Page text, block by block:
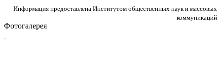
Информация предоставлена Институтом общественных наук и массовых
коммуникаций
Фотогалерея